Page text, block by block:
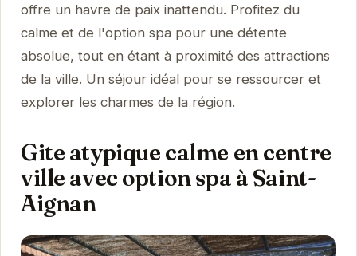
offre un havre de paix inattendu. Profitez du
calme et de l'option spa pour une détente
absolue, tout en étant à proximité des attractions
de la ville. Un séjour idéal pour se ressourcer et
explorer les charmes de la région.
Gite atypique calme en centre
ville avec option spa à Saint-
Aignan